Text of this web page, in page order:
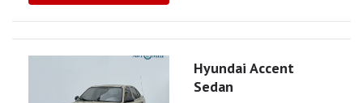
Hyundai Accent
Sedan